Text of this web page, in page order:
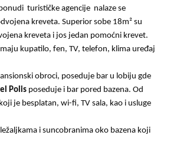
turističke agencije nalaze se
kreveta. Superior sobe 18m² su
kreveta i jos jedan pomoćni krevet.
kupatilo, fen, TV, telefon, klima uređaj
obroci, poseduje bar u lobiju gde
Polis poseduje i bar pored bazena. Od
je besplatan, wi-fi, TV sala, kao i usluge
i suncobranima oko bazena koji